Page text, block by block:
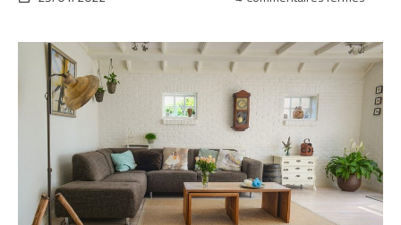
de
très
pièces